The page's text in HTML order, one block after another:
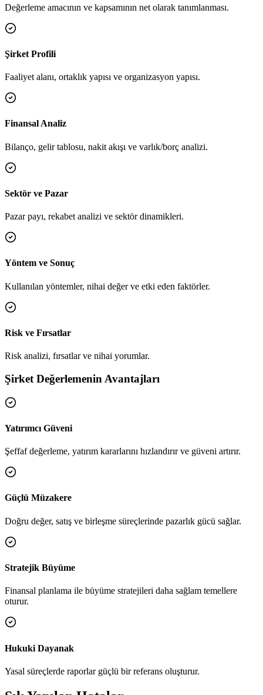
Değerleme amacının ve kapsamının net olarak tanımlanması.
Şirket Profili
Faaliyet alanı, ortaklık yapısı ve organizasyon yapısı.
Finansal Analiz
Bilanço, gelir tablosu, nakit akışı ve varlık/borç analizi.
Sektör ve Pazar
Pazar payı, rekabet analizi ve sektör dinamikleri.
Yöntem ve Sonuç
Kullanılan yöntemler, nihai değer ve etki eden faktörler.
Risk ve Fırsatlar
Risk analizi, fırsatlar ve nihai yorumlar.
Şirket Değerlemenin Avantajları
Yatırımcı Güveni
Şeffaf değerleme, yatırım kararlarını hızlandırır ve güveni artırır.
Güçlü Müzakere
Doğru değer, satış ve birleşme süreçlerinde pazarlık gücü sağlar.
Stratejik Büyüme
Finansal planlama ile büyüme stratejileri daha sağlam temellere
oturur.
Hukuki Dayanak
Yasal süreçlerde raporlar güçlü bir referans oluşturur.